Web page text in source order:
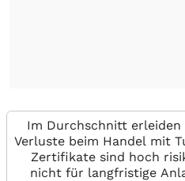
Im Durchschnitt erleiden
Verluste beim Handel mit
Zertifikate sind hoch
nicht für langfristige